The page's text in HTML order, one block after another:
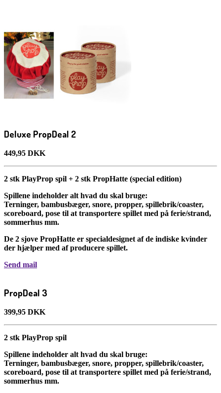
Deluxe PropDeal 2
449,95 DKK
2 stk PlayProp spil + 2 stk PropHatte (special edition)
Spillene indeholder alt hvad du skal bruge:
Terninger, bambusbæger, snore, propper, spillebrik/coaster,
scoreboard, pose til at transportere spillet med på ferie/strand,
sommerhus mm.
De 2 sjove PropHatte er specialdesignet af de indiske kvinder
der hjælper med af producere spillet.
Send mail
PropDeal 3
399,95 DKK
2 stk PlayProp spil
Spillene indeholder alt hvad du skal bruge:
Terninger, bambusbæger, snore, propper, spillebrik/coaster,
scoreboard, pose til at transportere spillet med på ferie/strand,
sommerhus mm.